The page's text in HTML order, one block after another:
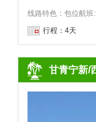
行程：4天
甘青宁新/